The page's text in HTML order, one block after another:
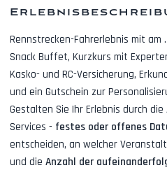
Rennstrecken-Fahrerlebnis mit am .
Snack Buffet, Kurzkurs mit
Kasko- und RC-Versicherung,
und ein Gutschein zur
Gestalten Sie Ihr Erlebnis durch
Services - festes oder offenes
entscheiden, an welcher
und die Anzahl der